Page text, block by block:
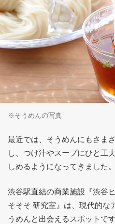
※そうめんの写真
最近では、そうめんにもさま
し、つけ汁やスープにひと工
しめるようになってきました。
渋谷駅直結の商業施設『渋谷
そそそ 研究室』は、現代的な
うめんと出会えるスポットです